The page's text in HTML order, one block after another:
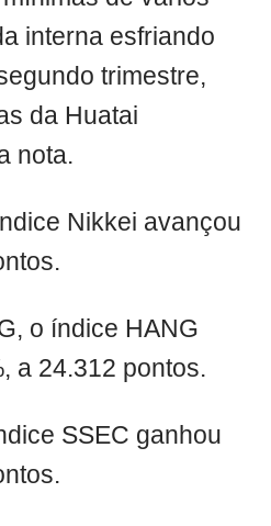
interna esfriando
trimestre,
da Huatai
nota.
Nikkei avançou
o índice HANG
a 24.312 pontos.
SSEC ganhou